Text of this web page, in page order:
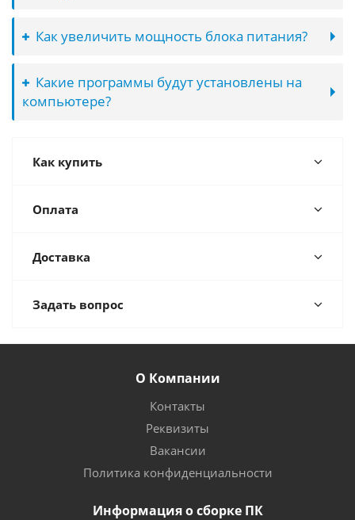
Как увеличить мощность блока питания?
Какие программы будут установлены на
компьютере?
Как купить
Оплата
Доставка
Задать вопрос
О Компании
Контакты
Реквизиты
Вакансии
Политика конфиденциальности
Информация о сборке ПК